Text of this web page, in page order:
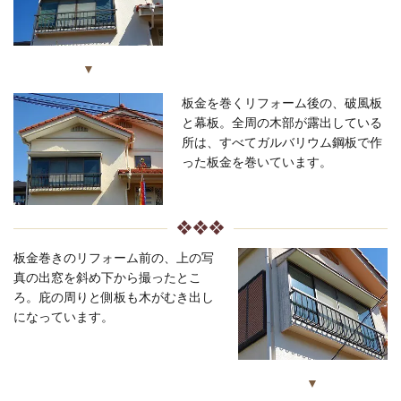
▼
板金を巻くリフォーム後の、破風板
と幕板。全周の木部が露出している
所は、すべてガルバリウム鋼板で作
った板金を巻いています。
❖❖❖
▼
板金巻きのリフォーム前の、上の写
真の出窓を斜め下から撮ったとこ
ろ。庇の周りと側板も木がむき出し
になっています。